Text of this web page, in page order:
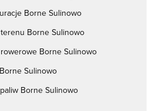
Borne Sulinowo
Borne Sulinowo
Borne Sulinowo
Sulinowo
Borne Sulinowo